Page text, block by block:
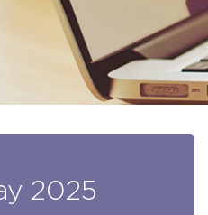
2025